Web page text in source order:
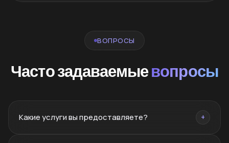
ВОПРОСЫ
Часто задаваемыевопросы
Какие услуги вы предоставляете? +